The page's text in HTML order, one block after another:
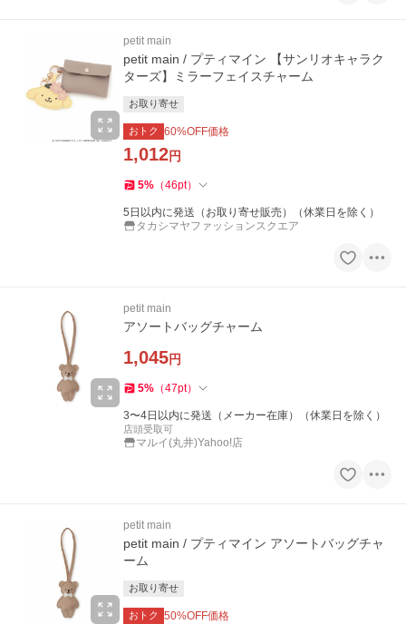
petit main
petit main / プティマイン 【サンリオキャラク
ターズ】ミラーフェイスチャーム
お取り寄せ
おトク 60%OFF価格
1,012円
5% （46pt）
5日以内に発送（お取り寄せ販売）（休業日を除く）
タカシマヤファッションスクエア
petit main
アソートバッグチャーム
1,045円
5% （47pt）
3〜4日以内に発送（メーカー在庫）（休業日を除く）
店頭受取可
マルイ(丸井)Yahoo!店
petit main
petit main / プティマイン アソートバッグチャ
ーム
お取り寄せ
おトク 50%OFF価格